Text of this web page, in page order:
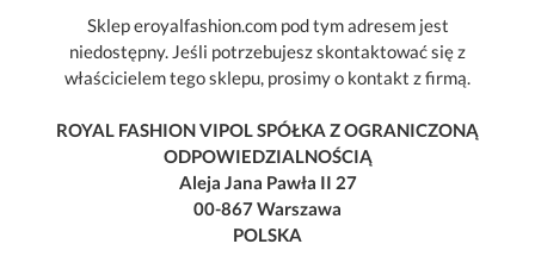
Sklep eroyalfashion.com pod tym adresem jest
niedostępny. Jeśli potrzebujesz skontaktować się z
właścicielem tego sklepu, prosimy o kontakt z firmą.
ROYAL FASHION VIPOL SPÓŁKA Z OGRANICZONĄ
ODPOWIEDZIALNOŚCIĄ
Aleja Jana Pawła II 27
00-867 Warszawa
POLSKA